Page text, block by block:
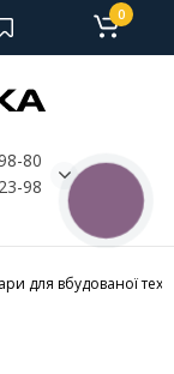
80
98
0
для вбудованої